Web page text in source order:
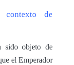
de
sido objeto de
el Emperador